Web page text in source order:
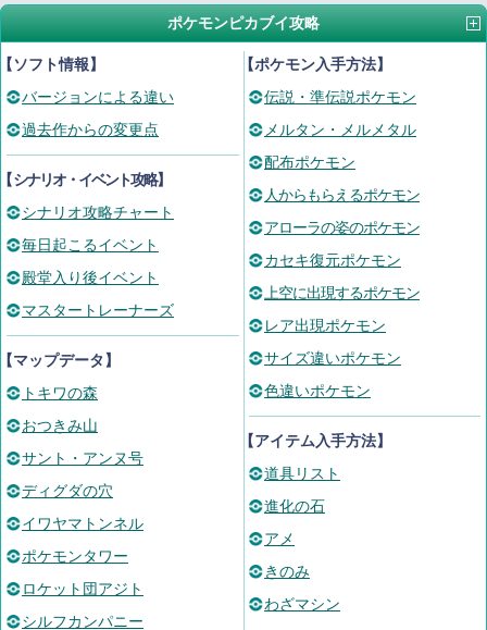
ポケモンピカブイ攻略
ソフト情報】
バージョンによる違い
過去作からの変更点
シナリオ・イベント攻略】
シナリオ攻略チャート
毎日起こるイベント
殿堂入り後イベント
マスタートレーナーズ
マップデータ】
トキワの森
おつきみ山
サント・アンヌ号
ディグダの穴
イワヤマトンネル
ポケモンタワー
ロケット団アジト
シルフカンパニー
【ポケモン入手方法】
伝説・準伝説ポケモン
メルタン・メルメタル
配布ポケモン
人からもらえるポケモン
アローラの姿のポケモン
カセキ復元ポケモン
上空に出現するポケモン
レア出現ポケモン
サイズ違いポケモン
色違いポケモン
【アイテム入手方法】
道具リスト
進化の石
アメ
きのみ
わざマシン